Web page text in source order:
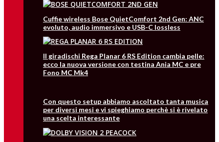
Cuffie wireless Bose QuietComfort 2nd Gen: ANC
evoluto, audio immersivo e USB-C lossless
Il giradischi Rega Planar 6 RS Edition cambia pelle:
ecco la nuova versione con testina Ania MC e pre
Fono MC Mk4
Con questo setup abbiamo ascoltato tanta musica
per diversi mesi e vi spieghiamo perchè si è rivelato
una scelta interessante